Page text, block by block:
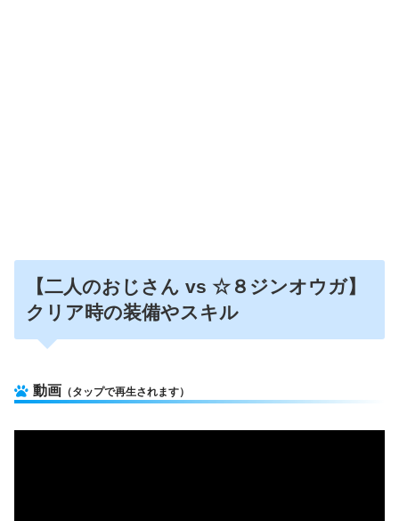
【二人のおじさん vs ☆８ジンオウガ】
クリア時の装備やスキル
動画 （タップで再生されます）